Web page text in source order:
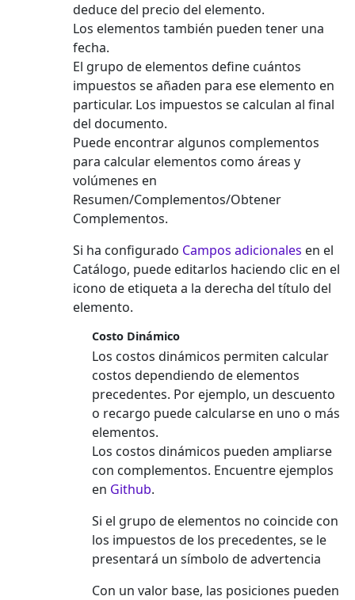
deduce del precio del elemento.
Los elementos también pueden tener una
fecha.
El grupo de elementos define cuántos
impuestos se añaden para ese elemento en
particular. Los impuestos se calculan al final
del documento.
Puede encontrar algunos complementos
para calcular elementos como áreas y
volúmenes en
Resumen/Complementos/Obtener
Complementos.
Si ha configurado Campos adicionales en el
Catálogo, puede editarlos haciendo clic en el
icono de etiqueta a la derecha del título del
elemento.
Costo Dinámico
Los costos dinámicos permiten calcular
costos dependiendo de elementos
precedentes. Por ejemplo, un descuento
o recargo puede calcularse en uno o más
elementos.
Los costos dinámicos pueden ampliarse
con complementos. Encuentre ejemplos
en Github.
Si el grupo de elementos no coincide con
los impuestos de los precedentes, se le
presentará un símbolo de advertencia
Con un valor base, las posiciones pueden